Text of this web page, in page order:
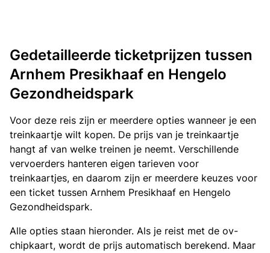
Gedetailleerde ticketprijzen tussen
Arnhem Presikhaaf en Hengelo
Gezondheidspark
Voor deze reis zijn er meerdere opties wanneer je een
treinkaartje wilt kopen. De prijs van je treinkaartje
hangt af van welke treinen je neemt. Verschillende
vervoerders hanteren eigen tarieven voor
treinkaartjes, en daarom zijn er meerdere keuzes voor
een ticket tussen Arnhem Presikhaaf en Hengelo
Gezondheidspark.
Alle opties staan hieronder. Als je reist met de ov-
chipkaart, wordt de prijs automatisch berekend. Maar